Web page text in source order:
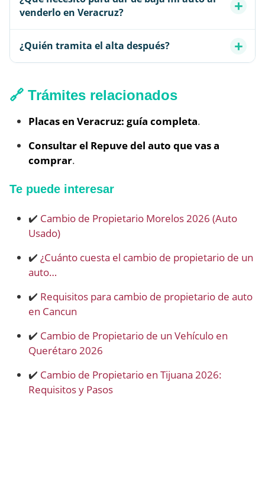
venderlo en Veracruz?
¿Quién tramita el alta después?
🔗 Trámites relacionados
Placas en Veracruz: guía completa.
Consultar el Repuve del auto que vas a
comprar.
Te puede interesar
✔️ Cambio de Propietario Morelos 2026 (Auto
Usado)
✔️ ¿Cuánto cuesta el cambio de propietario de un
auto…
✔️ Requisitos para cambio de propietario de auto
en Cancun
✔️ Cambio de Propietario de un Vehículo en
Querétaro 2026
✔️ Cambio de Propietario en Tijuana 2026:
Requisitos y Pasos